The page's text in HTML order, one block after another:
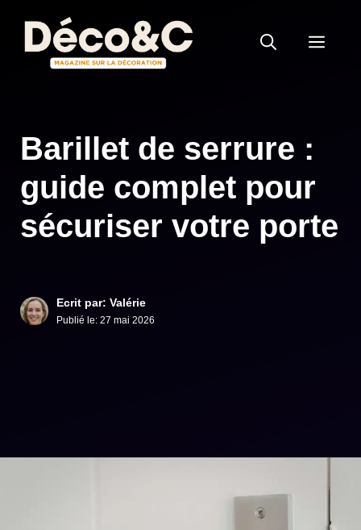
contenu
Barillet de serrure :
guide complet pour
sécuriser votre porte
Ecrit par: Valérie
Publié le: 27 mai 2026